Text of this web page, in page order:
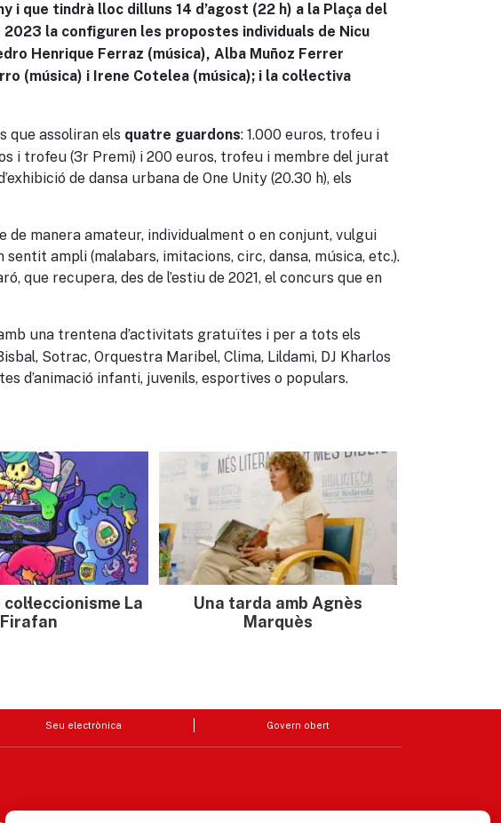
i que tindrà lloc dilluns 14 d’agost (22 h) a la Plaça del
2023 la configuren les propostes individuals de Nicu
Henrique Ferraz (música), Alba Muñoz Ferrer
(música) i Irene Cotelea (música); i la col·lectiva
que assoliran els quatre guardons: 1.000 euros, trofeu i
i trofeu (3r Premi) i 200 euros, trofeu i membre del jurat
de dansa urbana de One Unity (20.30 h), els
manera amateur, individualment o en conjunt, vulgui
ampli (malabars, imitacions, circ, dansa, música, etc.).
que recupera, des de l’estiu de 2021, el concurs que en
amb una trentena d’activitats gratuïtes i per a tots els
Sotrac, Orquestra Maribel, Clima, Lildami, DJ Kharlos
d’animació infanti, juvenils, esportives o populars.
La
Firafan
Una tarda amb Agnès
Marquès
Seu electrònica Govern obert